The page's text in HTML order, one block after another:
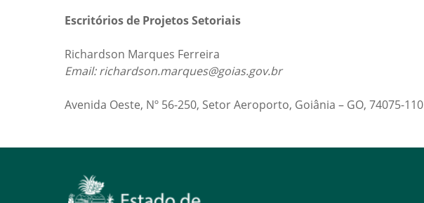
Escritórios de Projetos Setoriais
Richardson Marques Ferreira
Email: richardson.marques@goias.gov.br
Avenida Oeste, Nº 56-250, Setor Aeroporto, Goiânia – GO, 74075-110